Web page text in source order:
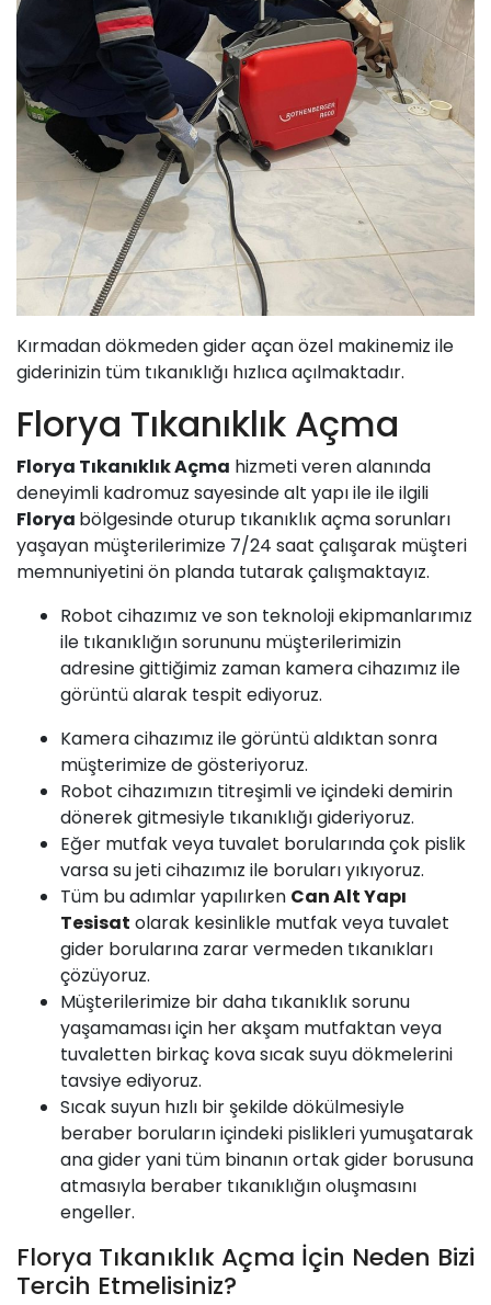
Kırmadan dökmeden gider açan özel makinemiz ile
giderinizin tüm tıkanıklığı hızlıca açılmaktadır.
Florya Tıkanıklık Açma
Florya Tıkanıklık Açma hizmeti veren alanında
deneyimli kadromuz sayesinde alt yapı ile ile ilgili
Florya bölgesinde oturup tıkanıklık açma sorunları
yaşayan müşterilerimize 7/24 saat çalışarak müşteri
memnuniyetini ön planda tutarak çalışmaktayız.
Robot cihazımız ve son teknoloji ekipmanlarımız
ile tıkanıklığın sorununu müşterilerimizin
adresine gittiğimiz zaman kamera cihazımız ile
görüntü alarak tespit ediyoruz.
Kamera cihazımız ile görüntü aldıktan sonra
müşterimize de gösteriyoruz.
Robot cihazımızın titreşimli ve içindeki demirin
dönerek gitmesiyle tıkanıklığı gideriyoruz.
Eğer mutfak veya tuvalet borularında çok pislik
varsa su jeti cihazımız ile boruları yıkıyoruz.
Tüm bu adımlar yapılırken Can Alt Yapı
Tesisat olarak kesinlikle mutfak veya tuvalet
gider borularına zarar vermeden tıkanıkları
çözüyoruz.
Müşterilerimize bir daha tıkanıklık sorunu
yaşamaması için her akşam mutfaktan veya
tuvaletten birkaç kova sıcak suyu dökmelerini
tavsiye ediyoruz.
Sıcak suyun hızlı bir şekilde dökülmesiyle
beraber boruların içindeki pislikleri yumuşatarak
ana gider yani tüm binanın ortak gider borusuna
atmasıyla beraber tıkanıklığın oluşmasını
engeller.
Florya Tıkanıklık Açma İçin Neden Bizi
Tercih Etmelisiniz?